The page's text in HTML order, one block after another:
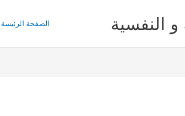
و النفسية الصفحة الرئيسة